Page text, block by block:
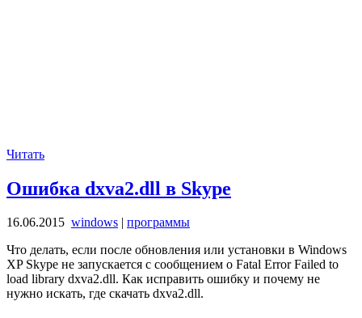
Читать
Ошибка dxva2.dll в Skype
16.06.2015 windows | программы
Что делать, если после обновления или установки в Windows
XP Skype не запускается с сообщением о Fatal Error Failed to
load library dxva2.dll. Как исправить ошибку и почему не
нужно искать, где скачать dxva2.dll.